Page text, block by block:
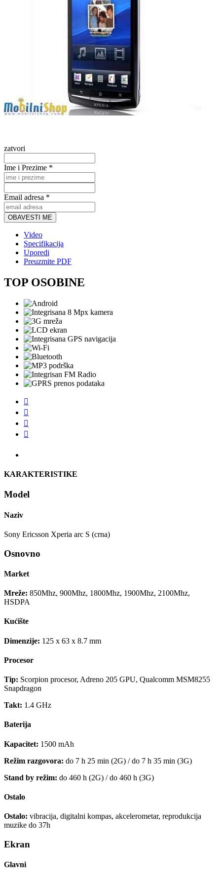
zatvori
Ime i Prezime *
Email adresa *
OBAVESTI ME
Video
Specifikacija
Uporedi
Preuzmite PDF
TOP OSOBINE




KARAKTERISTIKE
Model
Naziv
Sony Ericsson Xperia arc S (crna)
Osnovno
Market
Mreže: 850Mhz, 900Mhz, 1800Mhz, 1900Mhz, 2100Mhz,
HSDPA
Kućište
Dimenzije: 125 x 63 x 8.7 mm
Procesor
Tip: Scorpion procesor, Adreno 205 GPU, Qualcomm MSM8255
Snapdragon
Takt: 1.4 GHz
Baterija
Kapacitet: 1500 mAh
Režim razgovora: do 7 h 25 min (2G) / do 7 h 35 min (3G)
Stand by režim: do 460 h (2G) / do 460 h (3G)
Ostalo
Ostalo: vibracija, digitalni kompas, akcelerometar, reprodukcija
muzike do 37h
Ekran
Glavni